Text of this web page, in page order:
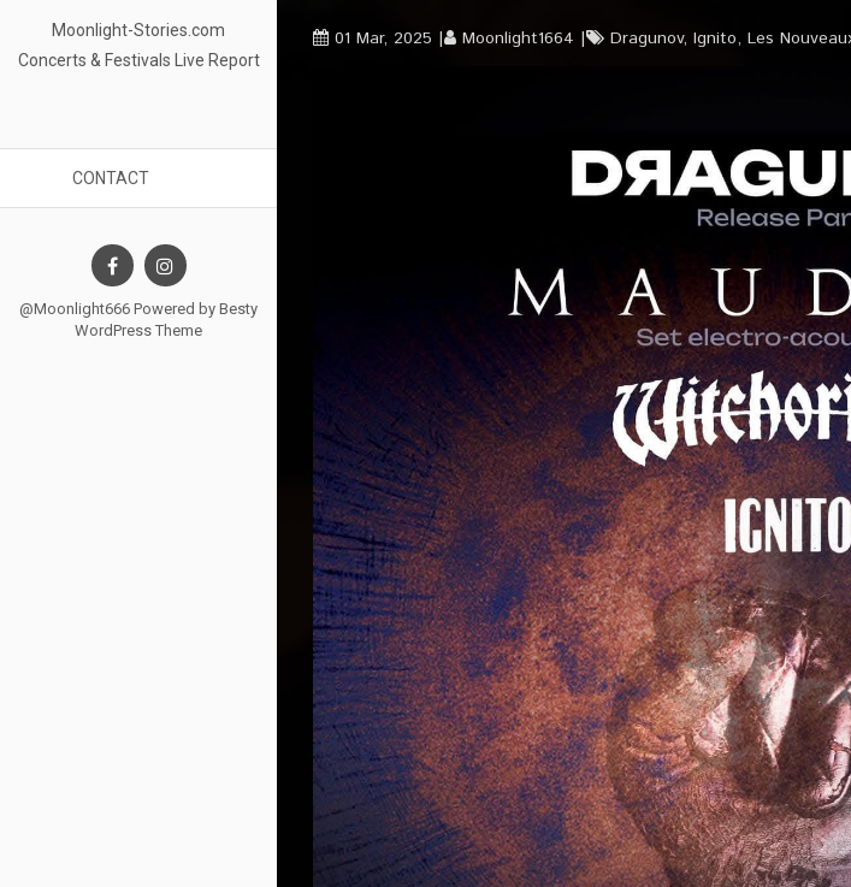
Moonlight-Stories.com
Concerts & Festivals Live Report
CONTACT
@Moonlight666 Powered by Besty
WordPress Theme
01 Mar, 2025 Moonlight1664 Dragunov, Ignito, Les